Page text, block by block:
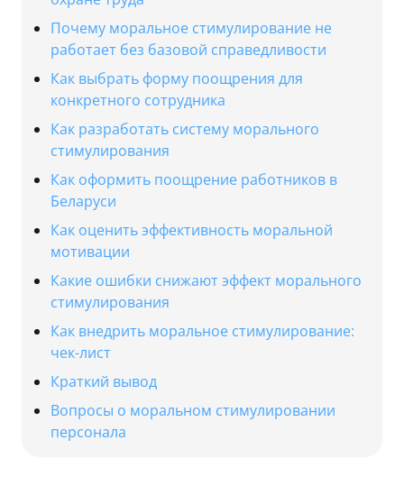
Почему моральное стимулирование не
работает без базовой справедливости
Как выбрать форму поощрения для
конкретного сотрудника
Как разработать систему морального
стимулирования
Как оформить поощрение работников в
Беларуси
Как оценить эффективность моральной
мотивации
Какие ошибки снижают эффект морального
стимулирования
Как внедрить моральное стимулирование:
чек-лист
Краткий вывод
Вопросы о моральном стимулировании
персонала